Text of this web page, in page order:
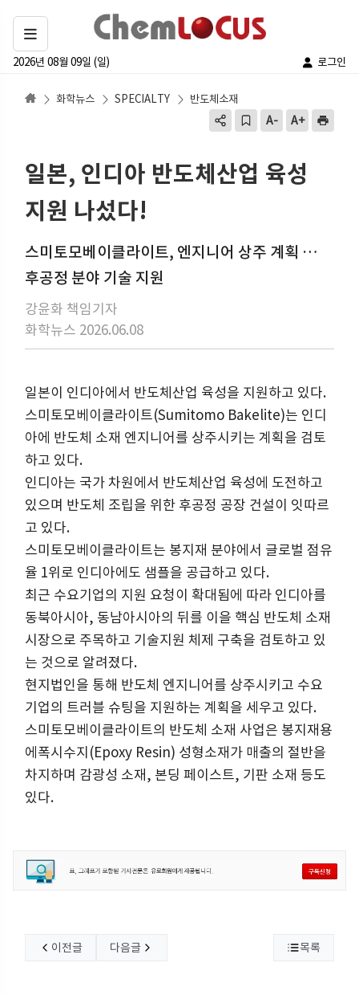
2026년 08월 09일 (일) 로그인
화학뉴스 SPECIALTY 반도체소재
일본, 인디아 반도체산업 육성
지원 나섰다!
스미토모베이클라이트, 엔지니어 상주 계획 …
후공정 분야 기술 지원
강윤화 책임기자
화학뉴스 2026.06.08
일본이 인디아에서 반도체산업 육성을 지원하고 있다.
스미토모베이클라이트(Sumitomo Bakelite)는 인디
아에 반도체 소재 엔지니어를 상주시키는 계획을 검토
하고 있다.
인디아는 국가 차원에서 반도체산업 육성에 도전하고
있으며 반도체 조립을 위한 후공정 공장 건설이 잇따르
고 있다.
스미토모베이클라이트는 봉지재 분야에서 글로벌 점유
율 1위로 인디아에도 샘플을 공급하고 있다.
최근 수요기업의 지원 요청이 확대됨에 따라 인디아를
동북아시아, 동남아시아의 뒤를 이을 핵심 반도체 소재
시장으로 주목하고 기술지원 체제 구축을 검토하고 있
는 것으로 알려졌다.
현지법인을 통해 반도체 엔지니어를 상주시키고 수요
기업의 트러블 슈팅을 지원하는 계획을 세우고 있다.
스미토모베이클라이트의 반도체 소재 사업은 봉지재용
에폭시수지(Epoxy Resin) 성형소재가 매출의 절반을
차지하며 감광성 소재, 본딩 페이스트, 기판 소재 등도
있다.
이전글 다음글 목록